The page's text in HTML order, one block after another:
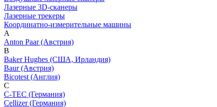
Лазерные 3D-сканеры
Лазерные трекеры
Координатно-измерительные машины
A
Anton Paar (Австрия)
B
Baker Hughes (США, Ирландия)
Baur (Австрия)
Bicotest (Англия)
C
C-TEC (Германия)
Cellizer (Германия)